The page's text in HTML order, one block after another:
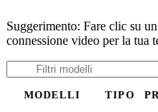
Suggerimento: Fare clic su
connessione video per la tua
MODELLI TIPO